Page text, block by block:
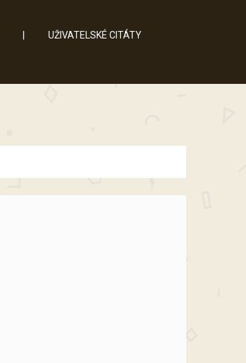
UŽIVATELSKÉ CITÁTY